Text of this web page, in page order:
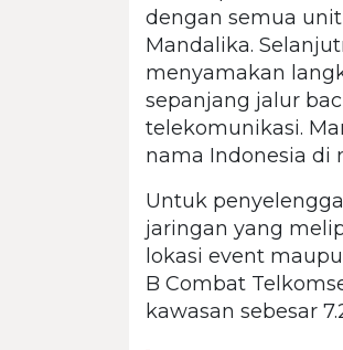
dengan semua
Mandalika.
menyamakan
sepanjang jalur
telekomunikasi.
nama Indonesia di
Untuk
jaringan yang
lokasi event
B Combat
kawasan sebesar